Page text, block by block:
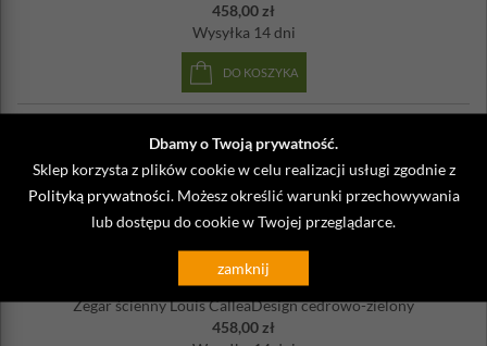
Dbamy o Twoją prywatność.
Sklep korzysta z plików cookie w celu realizacji usługi zgodnie z
Polityką prywatności. Możesz określić warunki przechowywania
lub dostępu do cookie w Twojej przeglądarce.
zamknij
458,00 zł
Wysyłka 14 dni
DO KOSZYKA
10-006-51
Zegar ścienny Louis CalleaDesign cedrowo-zielony
458,00 zł